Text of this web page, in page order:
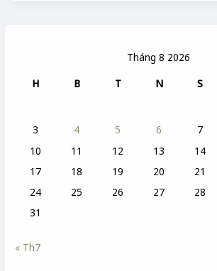
Tháng 8 2026
H
B T N S
3
4 5 6 7
10
11 12 13 14
17
18 19 20 21
24
25 26 27 28
31
« Th7